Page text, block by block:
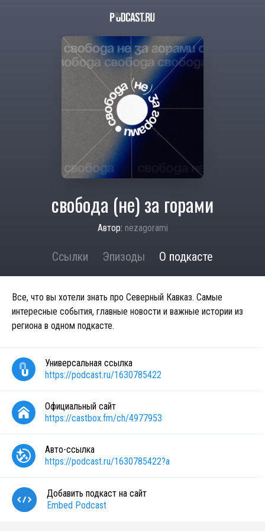
свобода (не) за горами
Автор: nezagorami
Ссылки Эпизоды О подкасте
Все, что вы хотели знать про Северный Кавказ. Самые
интересные события, главные новости и важные истории из
региона в одном подкасте.
Универсальная ссылка
https://podcast.ru/1630785422
Официальный сайт
https://castbox.fm/ch/4977953
Авто-ссылка
https://podcast.ru/1630785422?a
Добавить подкаст на сайт
Embed Podcast